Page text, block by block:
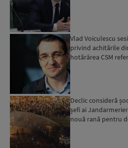
Vlad Voiculescu
privind achitările
hotărârea CSM
Declic consideră
șefi ai
nouă rană pentru